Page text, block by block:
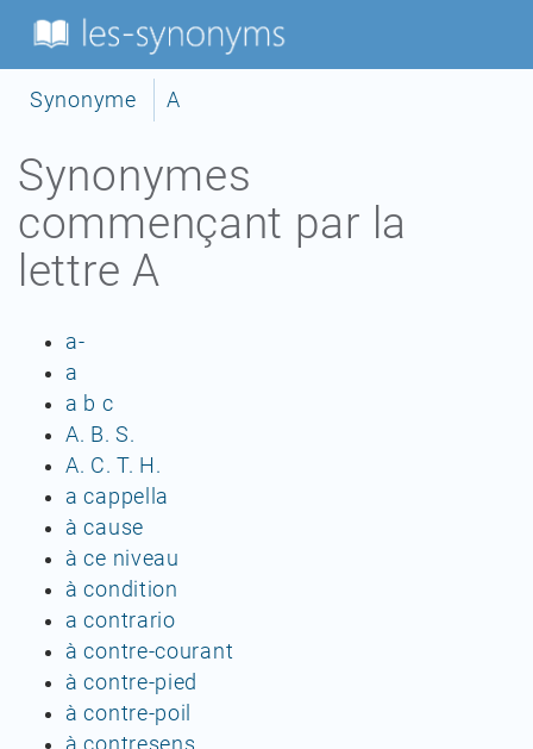
Synonyme A
Synonymes
commençant par la
lettre A
a-
a
a b c
A. B. S.
A. C. T. H.
a cappella
à cause
à ce niveau
à condition
a contrario
à contre-courant
à contre-pied
à contre-poil
à contresens